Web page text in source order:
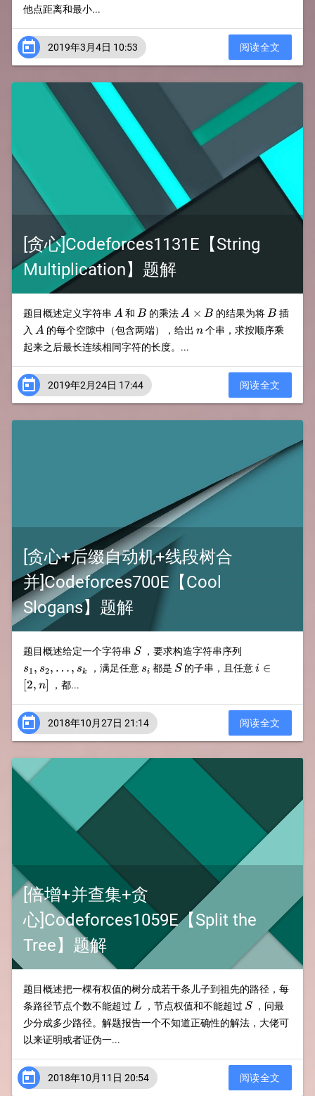
他点距离和最小...
 2019年3月4日 10:53 阅读全文
[贪心]Codeforces1131E【String
Multiplication】题解
题目概述定义字符串 A
A和 B
B 的乘法 A\times
B
A × B 的结果为将 B
B 插
入 A
A 的每个空隙中（包含两端），给出 n
n个串，求按顺序乘
起来之后最长连续相同字符的长度。...
 2019年2月24日 17:44 阅读全文
[贪心+后缀自动机+线段树合
并]Codeforces700E【Cool
Slogans】题解
题目概述给定一个字符串 S
S，要求构造字符串序列
s_2,
s1 , s2, … , sk ，满足任意 s_i
si 都是 S
S 的子串，且任意i
i ∈
2, n] ，都...
 2018年10月27日 21:14 阅读全文
[倍增+并查集+贪
心]Codeforces1059E【Split the
Tree】题解
题目概述把一棵有权值的树分成若干条儿子到祖先的路径，每
条路径节点个数不能超过 L
L ，节点权值和不能超过 S
S，问最
少分成多少路径。解题报告一个不知道正确性的解法，大佬可
以来证明或者证伪一...
 2018年10月11日 20:54 阅读全文